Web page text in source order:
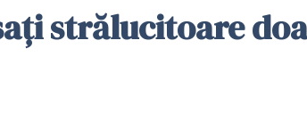
strălucitoare